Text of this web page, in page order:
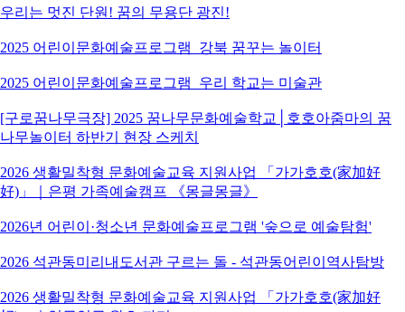
우리는 멋진 단원! 꿈의 무용단 광진!
2025 어린이문화예술프로그램_강북 꿈꾸는 놀이터
2025 어린이문화예술프로그램_우리 학교는 미술관
[구로꿈나무극장] 2025 꿈나무문화예술학교│호호아줌마의 꿈
나무놀이터 하반기 현장 스케치
2026 생활밀착형 문화예술교육 지원사업 「가가호호(家加好
好)」｜은평 가족예술캠프 《몽글몽글》
2026년 어린이·청소년 문화예술프로그램 '숲으로 예술탐험'
2026 석관동미리내도서관 구르는 돌 - 석관동어린이역사탐방
2026 생활밀착형 문화예술교육 지원사업 「가가호호(家加好